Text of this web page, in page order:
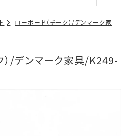
ローボード（チーク）/デンマーク家
）/デンマーク家具/K249-